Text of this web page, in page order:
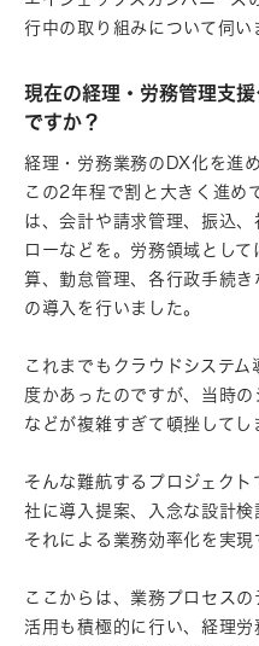
行中の取り組みについて伺い
現在の経理・労務管理支
ですか？
経理・労務業務のDX化を進
この2年程で割と大きく進め
は、会計や請求管理、振込
ローなどを。労務領域とし
算、勤怠管理、各行政手続き
の導入を行いました。
これまでもクラウドシステ
度かあったのですが、当時
などが複雑すぎて頓挫してし
そんな難航するプロジェク
社に導入提案、入念な設計
それによる業務効率化を実現
ここからは、業務プロセス
活用も積極的に行い、経理